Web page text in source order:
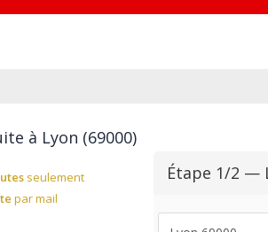
à Lyon (69000)
seulement
par mail
Étape 1/2 —